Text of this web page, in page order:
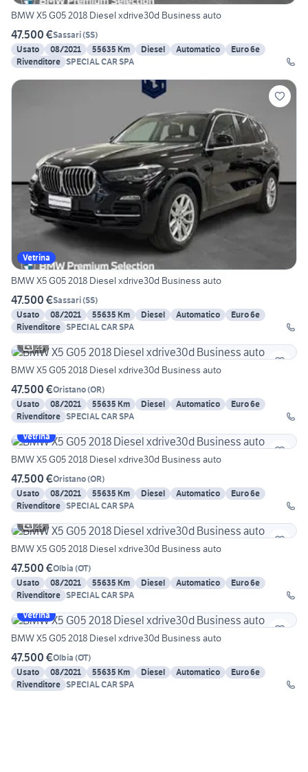
BMW X5 G05 2018 Diesel xdrive30d Business auto
47.500 €Sassari(SS)
Usato
08/2021 55635 Km Diesel Automatico
Euro 6e
Rivenditore SPECIAL CAR SPA
Vetrina
BMW X5 G05 2018 Diesel xdrive30d Business auto
47.500 €Sassari(SS)
Usato
08/2021 55635 Km Diesel Automatico
Euro 6e
Rivenditore SPECIAL CAR SPA
23
BMW X5 G05 2018 Diesel xdrive30d Business auto
47.500 €Oristano(OR)
Usato
08/2021 55635 Km Diesel Automatico
Euro 6e
Rivenditore SPECIAL CAR SPA
Vetrina
BMW X5 G05 2018 Diesel xdrive30d Business auto
47.500 €Oristano(OR)
Usato
08/2021 55635 Km Diesel Automatico
Euro 6e
Rivenditore SPECIAL CAR SPA
23
BMW X5 G05 2018 Diesel xdrive30d Business auto
47.500 €Olbia (OT)
Usato
08/2021 55635 Km Diesel Automatico
Euro 6e
Rivenditore SPECIAL CAR SPA
Vetrina
BMW X5 G05 2018 Diesel xdrive30d Business auto
47.500 €Olbia (OT)
Usato
08/2021 55635 Km Diesel Automatico
Euro 6e
Rivenditore SPECIAL CAR SPA